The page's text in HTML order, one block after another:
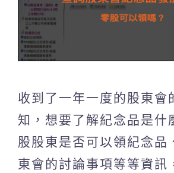
收到了一年一度的股東會
知，想要了解紀念品是什
股股東是否可以領紀念品
東會的討論事項等等資訊